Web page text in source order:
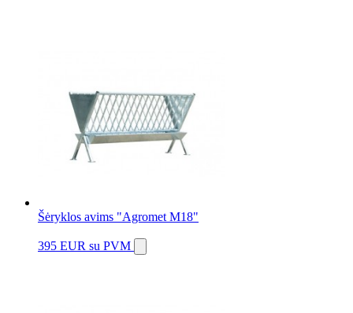
Šėryklos avims "Agromet M18"
395 EUR su PVM